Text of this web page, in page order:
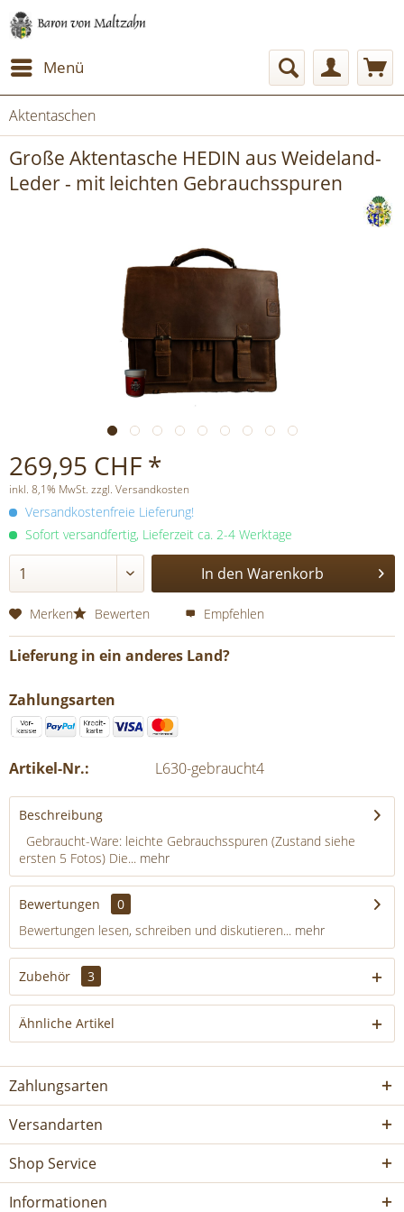
Menü
Aktentaschen
Große Aktentasche HEDIN aus Weideland-
Leder - mit leichten Gebrauchsspuren
269,95 CHF *
inkl. 8,1% MwSt. zzgl. Versandkosten
Versandkostenfreie Lieferung!
Sofort versandfertig, Lieferzeit ca. 2-4 Werktage
In den Warenkorb
Merken Bewerten Empfehlen
Lieferung in ein anderes Land?
Zahlungsarten
Artikel-Nr.: L630-gebraucht4
Beschreibung
Gebraucht-Ware: leichte Gebrauchsspuren (Zustand siehe
ersten 5 Fotos) Die... mehr
Bewertungen
0
Bewertungen lesen, schreiben und diskutieren... mehr
Zubehör 3
Ähnliche Artikel
Zahlungsarten
Versandarten
Shop Service
Informationen